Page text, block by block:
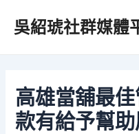
吳紹琥社群媒體
高雄當舖最
款有給予幫